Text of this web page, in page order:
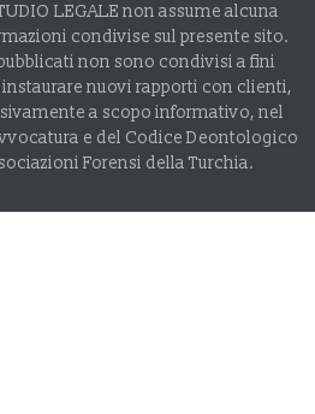
LEGALE non assume alcuna
condivise sul presente sito.
non sono condivisi a fini
nuovi rapporti con clienti,
a scopo informativo, nel
e del Codice Deontologico
Forensi della Turchia.